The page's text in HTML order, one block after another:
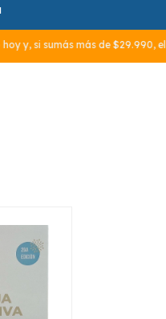
más de $29.990, el envío corre